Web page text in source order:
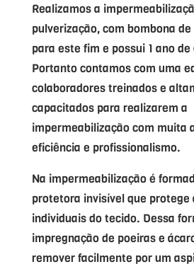
Realizamos a
pulverização, com bombona
para este fim e possui 1 ano
Portanto contamos com uma
colaboradores treinados e
capacitados para realizarem a
impermeabilização com muita
eficiência e profissionalismo.
Na impermeabilização é
protetora invisível que protege
individuais do tecido. Dessa
impregnação de poeiras e
remover facilmente por um